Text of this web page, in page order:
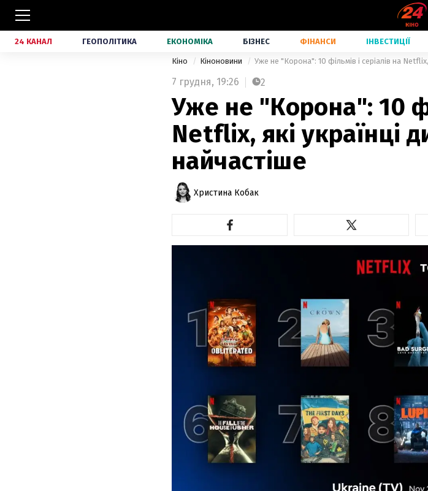
24 КАНАЛ ГЕОПОЛІТИКА ЕКОНОМІКА БІЗНЕС ФІНАНСИ ІНВЕСТИЦІЇ
Кіно Кіноновини Уже не "Корона": 10 фільмів і серіалів на
7 грудня, 19:26 2
Уже не "Корона": 10
Netflix, які українці
найчастіше
Христина Кобак